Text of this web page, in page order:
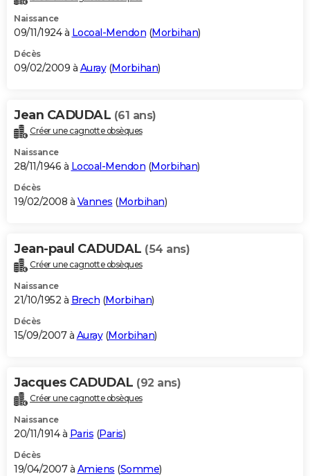
Naissance
09/11/1924 à Locoal-Mendon (Morbihan)
Décès
09/02/2009 à Auray(Morbihan)
Jean CADUDAL (61 ans)
Créer une cagnotte obsèques
Naissance
28/11/1946 à Locoal-Mendon (Morbihan)
Décès
19/02/2008 à Vannes (Morbihan)
Jean-paul CADUDAL (54 ans)
Créer une cagnotte obsèques
Naissance
21/10/1952 à Brech (Morbihan)
Décès
15/09/2007 à Auray(Morbihan)
Jacques CADUDAL (92 ans)
Créer une cagnotte obsèques
Naissance
20/11/1914 à Paris (Paris)
Décès
19/04/2007 à Amiens (Somme)